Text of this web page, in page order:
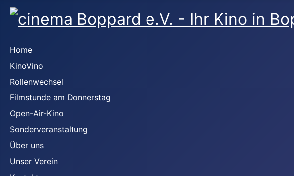
Home
KinoVino
Rollenwechsel
Filmstunde am Donnerstag
Open-Air-Kino
Sonderveranstaltung
Über uns
Unser Verein